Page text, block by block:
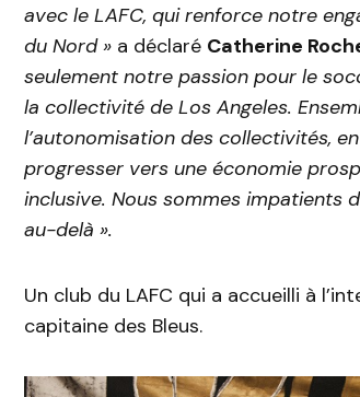
avec le LAFC, qui renforce notre
du Nord » a déclaré Catherine
seulement notre passion pour le
la collectivité de Los Angeles.
l’autonomisation des collectivités,
progresser vers une économie
inclusive. Nous sommes impatients
au-delà ».
Un club du LAFC qui a accueilli à
capitaine des Bleus.